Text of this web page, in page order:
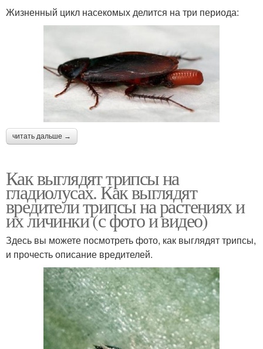
Жизненный цикл насекомых делится на три периода:
читать дальше →
Как выглядят трипсы на
гладиолусах. Как выглядят
вредители трипсы на растениях и
их личинки (с фото и видео)
Здесь вы можете посмотреть фото, как выглядят трипсы,
и прочесть описание вредителей.